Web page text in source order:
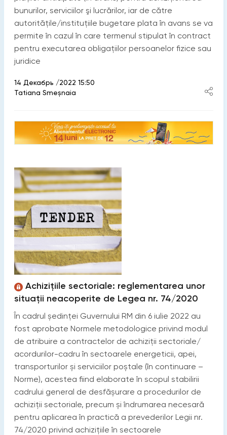
bunurilor, serviciilor şi lucrărilor, iar de către
autorităţile/instituţiile bugetare plata în avans se va
permite în cazul în care termenul stipulat în contract
pentru executarea obligațiilor persoanelor fizice sau
juridice
14 Декабрь /2022 15:50
Tatiana Smeșnaia
Achizițiile sectoriale: reglementarea unor
situații neacoperite de Legea nr. 74/2020
În cadrul ședinței Guvernului RM din 6 iulie 2022 au
fost aprobate Normele metodologice privind modul
de atribuire a contractelor de achiziții sectoriale/
acordurilor-cadru în sectoarele energeticii, apei,
transporturilor și serviciilor poștale (în continuare –
Norme), acestea fiind elaborate în scopul stabilirii
cadrului general de desfășurare a procedurilor de
achiziții sectoriale, precum și îndrumarea necesară
pentru aplicarea în practică a prevederilor Legii nr.
74/2020 privind achizițiile în sectoarele